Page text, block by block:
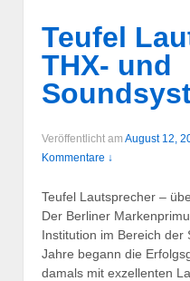
Teufel
THX- und
Veröffentlicht am August 12,
Kommentare ↓
Teufel Lautsprecher –
Der Berliner
Institution im Bereich der
Jahre begann die
damals mit exzellenten